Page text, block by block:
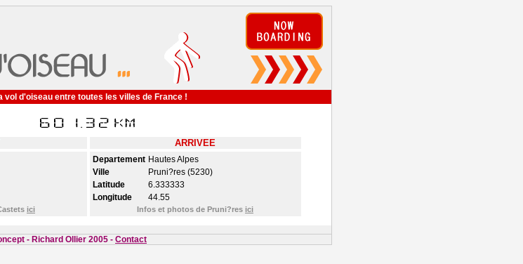
vol d'oiseau entre toutes les villes de France !
ARRIVEE
ici
Departement Hautes Alpes
Ville
Pruni?res (5230)
Latitude
6.333333
Longitude
44.55
Infos et photos de Pruni?res ici
- Richard Ollier 2005 - Contact